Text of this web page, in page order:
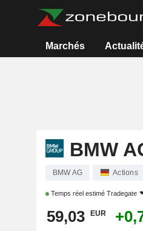
Marchés
BMW
BMW AG Actions
Temps réel estimé Tradegate
59,03 EUR